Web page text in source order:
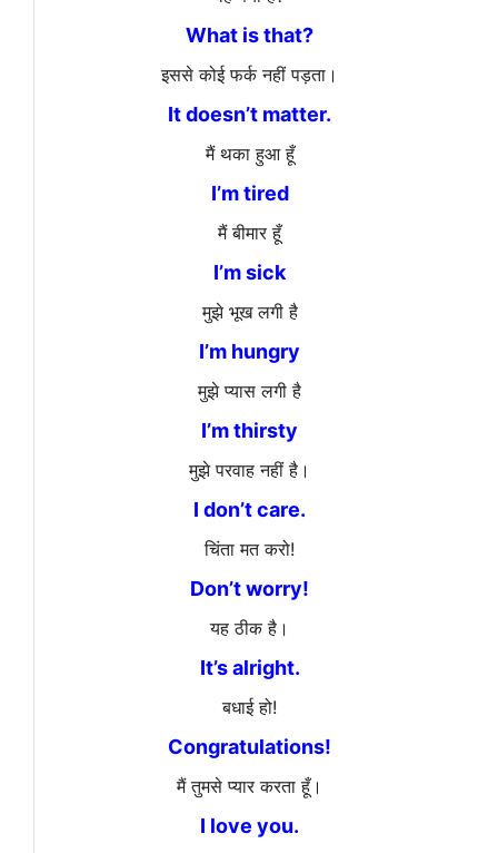
What is that?
इससे कोई फर्क नहीं पड़ता।
It doesn’t matter.
मैं थका हुआ हूँ
I’m tired
मैं बीमार हूँ
I’m sick
मुझे भूख लगी है
I’m hungry
मुझे प्यास लगी है
I’m thirsty
मुझे परवाह नहीं है।
I don’t care.
चिंता मत करो!
Don’t worry!
यह ठीक है।
It’s alright.
बधाई हो!
Congratulations!
मैं तुमसे प्यार करता हूँ।
I love you.